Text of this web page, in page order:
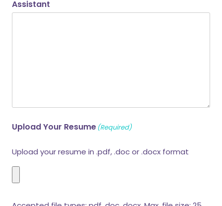
Assistant
Upload Your Resume (Required)
Upload your resume in .pdf, .doc or .docx format